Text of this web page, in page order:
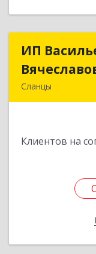
ИП
Сланцы
Клиентов на